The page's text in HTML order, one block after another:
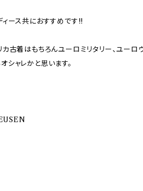
ィース共におすすめです!!
カ古着はもちろんユーロミリタリー、ユーロ
シャレかと思います。